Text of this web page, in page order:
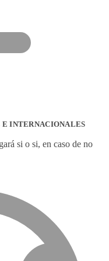
E INTERNACIONALES
si o si, en caso de no